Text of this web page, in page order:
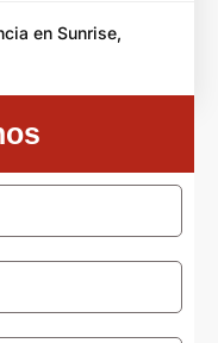
en Sunrise,